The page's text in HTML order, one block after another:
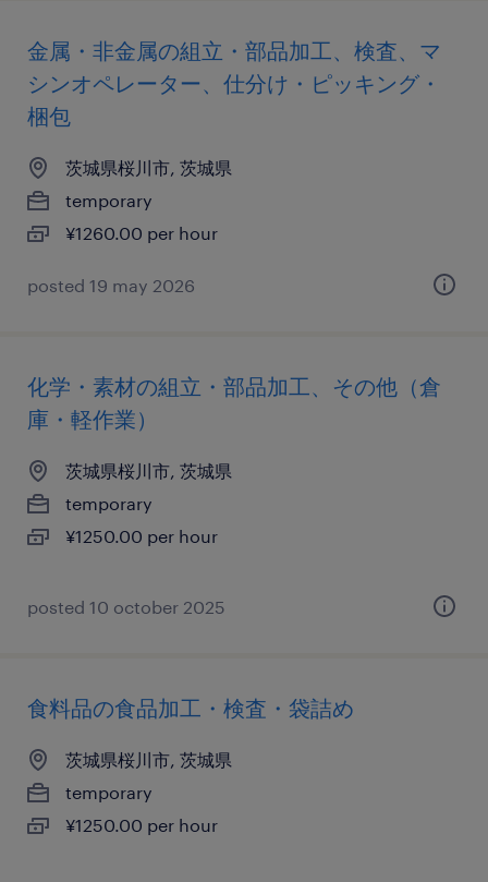
金属・非金属の組立・部品加工、検査、マ
シンオペレーター、仕分け・ピッキング・
梱包
茨城県桜川市, 茨城県
temporary
¥1260.00 per hour
posted 19 may 2026
化学・素材の組立・部品加工、その他（倉
庫・軽作業）
茨城県桜川市, 茨城県
temporary
¥1250.00 per hour
posted 10 october 2025
食料品の食品加工・検査・袋詰め
茨城県桜川市, 茨城県
temporary
¥1250.00 per hour